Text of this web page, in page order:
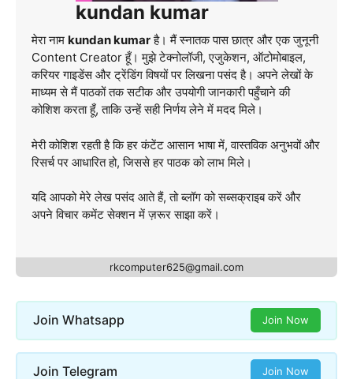
kundan kumar
मेरा नाम kundan kumarहै। मैं स्नातक पास छात्र और एक जुनूनी
Content Creator हूँ। मुझे टेक्नोलॉजी, एजुकेशन, ऑटोमोबाइल,
करियर गाइडेंस और ट्रेंडिंग विषयों पर लिखना पसंद है। अपने लेखों के
माध्यम से मैं पाठकों तक सटीक और उपयोगी जानकारी पहुँचाने की
कोशिश करता हूँ, ताकि उन्हें सही निर्णय लेने में मदद मिले।
मेरी कोशिश रहती है कि हर कंटेंट आसान भाषा में, वास्तविक अनुभवों और
रिसर्च पर आधारित हो, जिससे हर पाठक को लाभ मिले।
यदि आपको मेरे लेख पसंद आते हैं, तो ब्लॉग को सब्सक्राइब करें और
अपने विचार कमेंट सेक्शन में ज़रूर साझा करें।
rkcomputer625@gmail.com
Join Whatsapp Join Now
Join Telegram Join Now